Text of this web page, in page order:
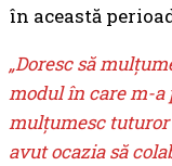
în această
„Doresc să
modul în care m-
mulțumesc
avut ocazia să